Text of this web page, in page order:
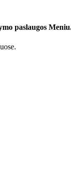
paslaugos